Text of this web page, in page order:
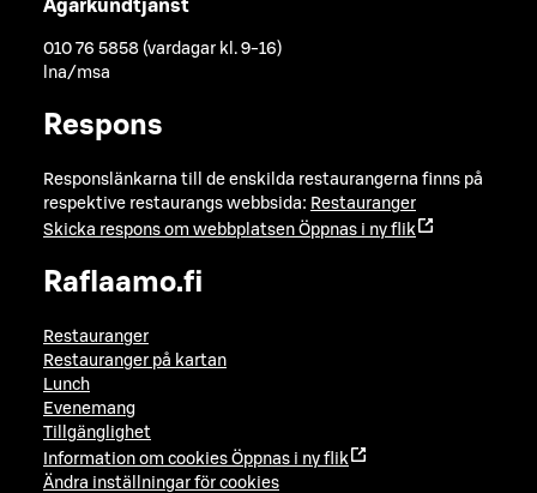
Ägarkundtjänst
010 76 5858 (vardagar kl. 9-16)
lna/msa
Respons
Responslänkarna till de enskilda restaurangerna finns på
respektive restaurangs webbsida: Restauranger
Skicka respons om webbplatsen Öppnas i ny flik
Raflaamo.fi
Restauranger
Restauranger på kartan
Lunch
Evenemang
Tillgänglighet
Information om cookies Öppnas i ny flik
Ändra inställningar för cookies